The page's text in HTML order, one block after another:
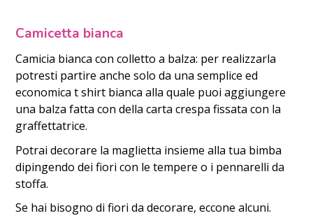
Camicetta bianca
Camicia bianca con colletto a balza: per realizzarla
potresti partire anche solo da una semplice ed
economica t shirt bianca alla quale puoi aggiungere
una balza fatta con della carta crespa fissata con la
graffettatrice.
Potrai decorare la maglietta insieme alla tua bimba
dipingendo dei fiori con le tempere o i pennarelli da
stoffa.
Se hai bisogno di fiori da decorare, eccone alcuni.